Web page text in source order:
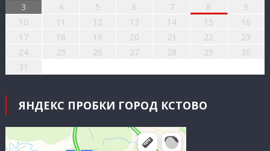
3
4 5 6 7 8
9
10
11 12 13 14 15
16
17
18 19 20 21 22
23
24
25 26 27 28 29
30
31
ЯНДЕКС ПРОБКИ ГОРОД КСТОВО